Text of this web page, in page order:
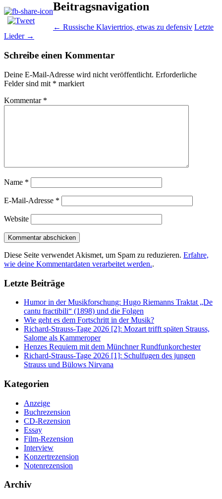
Beitragsnavigation
← Russische Klaviertrios, etwas zu defensiv Letzte
Lieder →
Schreibe einen Kommentar
Deine E-Mail-Adresse wird nicht veröffentlicht. Erforderliche
Felder sind mit * markiert
Kommentar *
Name *
E-Mail-Adresse *
Website
Diese Seite verwendet Akismet, um Spam zu reduzieren. Erfahre,
wie deine Kommentardaten verarbeitet werden..
Letzte Beiträge
Humor in der Musikforschung: Hugo Riemanns Traktat „De
cantu fractibili“ (1898) und die Folgen
Wie geht es dem Fortschritt in der Musik?
Richard-Strauss-Tage 2026 [2]: Mozart trifft späten Strauss,
Salome als Kammeroper
Henzes Requiem mit dem Münchner Rundfunkorchester
Richard-Strauss-Tage 2026 [1]: Schulfugen des jungen
Strauss und Bülows Nirvana
Kategorien
Anzeige
Buchrezension
CD-Rezension
Essay
Film-Rezension
Interview
Konzertrezension
Notenrezension
Archiv